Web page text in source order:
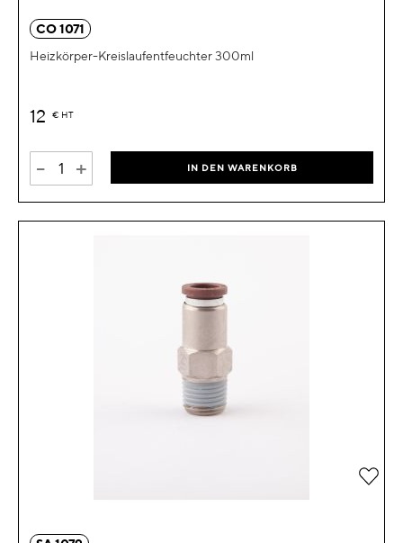
CO 1071
Heizkörper-Kreislaufentfeuchter 300ml
12 € HT
- + IN DEN WARENKORB
Zur